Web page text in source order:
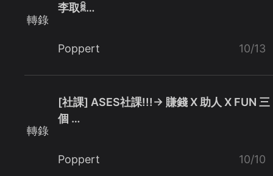
轉錄
李取ꐠ…
Poppert 10/13
轉錄
[社課] ASES社課!!!→ 賺錢 X 助人 X FUN 三
個 …
Poppert 10/10